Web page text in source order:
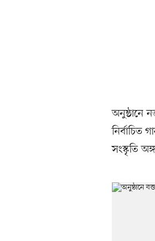
অনুষ্ঠানে
নির্বাচিত
সংস্কৃতি